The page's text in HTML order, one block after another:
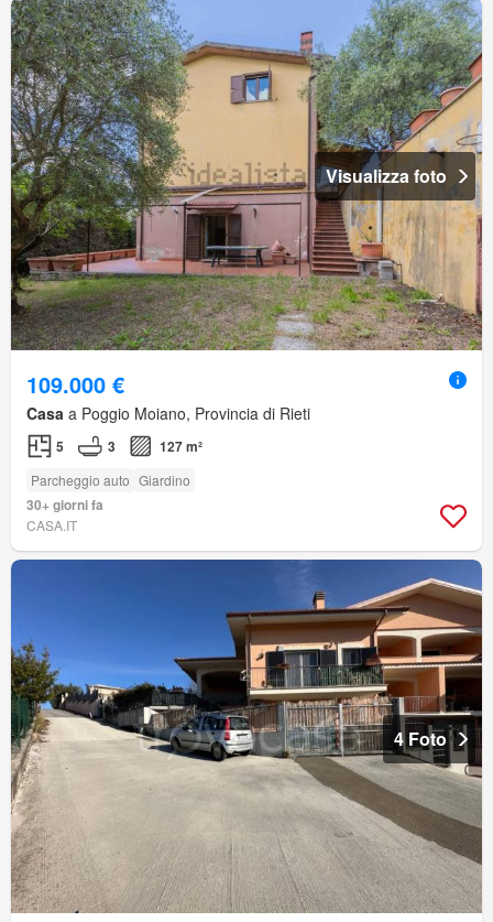
Visualizza foto
109.000 €
Casa a Poggio Moiano, Provincia di Rieti
5 3 127 m²
Parcheggio auto Giardino
30+ giorni fa
CASA.IT
4 Foto